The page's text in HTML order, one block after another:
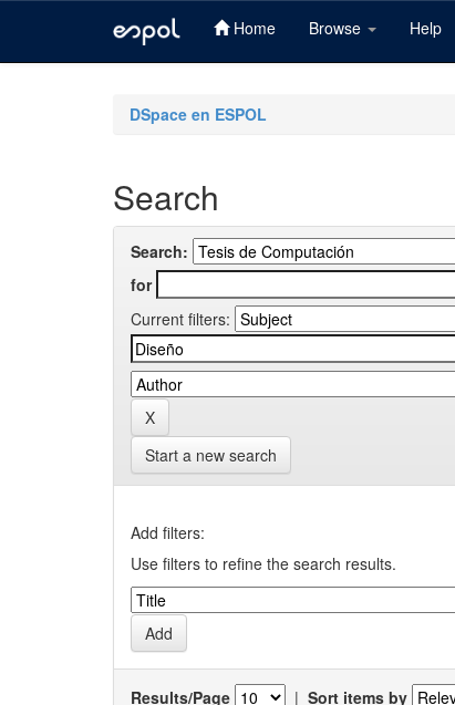
Home Browse Help
DSpace en ESPOL
Search
Search:
for
Current filters:
Start a new search
Add filters:
Use filters to refine the search results.
Results/Page | Sort items by